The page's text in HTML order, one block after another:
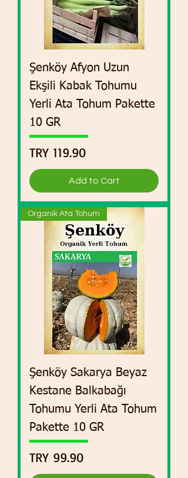
Şenköy Afyon Uzun
Ekşili Kabak Tohumu
Yerli Ata Tohum Pakette
10 GR
Price
TRY 119.90
Add to Cart
Organik Ata Tohum
Şenköy Sakarya Beyaz
Kestane Balkabağı
Tohumu Yerli Ata Tohum
Pakette 10 GR
Price
TRY 99.90